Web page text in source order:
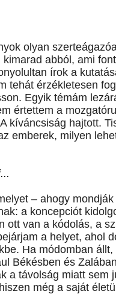
olyan
abból, ami
írok a
tehát érzékletesen
Egyik témám
értettem a
kíváncsiság hajtott.
emberek, milyen
– ahogy mondják
a koncepciót
ott van a kódolás, a
a helyet, ahol
Ha módomban állt,
Békésben és
a távolság miatt sem
még a saját